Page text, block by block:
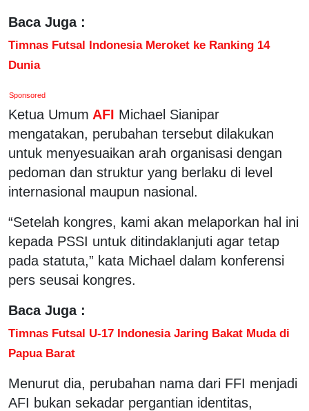
Baca Juga :
Timnas Futsal Indonesia Meroket ke Ranking 14
Dunia
Sponsored
Ketua Umum AFI Michael Sianipar
mengatakan, perubahan tersebut dilakukan
untuk menyesuaikan arah organisasi dengan
pedoman dan struktur yang berlaku di level
internasional maupun nasional.
“Setelah kongres, kami akan melaporkan hal ini
kepada PSSI untuk ditindaklanjuti agar tetap
pada statuta,” kata Michael dalam konferensi
pers seusai kongres.
Baca Juga :
Timnas Futsal U-17 Indonesia Jaring Bakat Muda di
Papua Barat
Menurut dia, perubahan nama dari FFI menjadi
AFI bukan sekadar pergantian identitas,